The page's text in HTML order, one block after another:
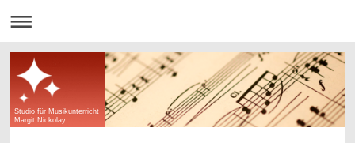
Studio für Musikunterricht
Margit Nickolay